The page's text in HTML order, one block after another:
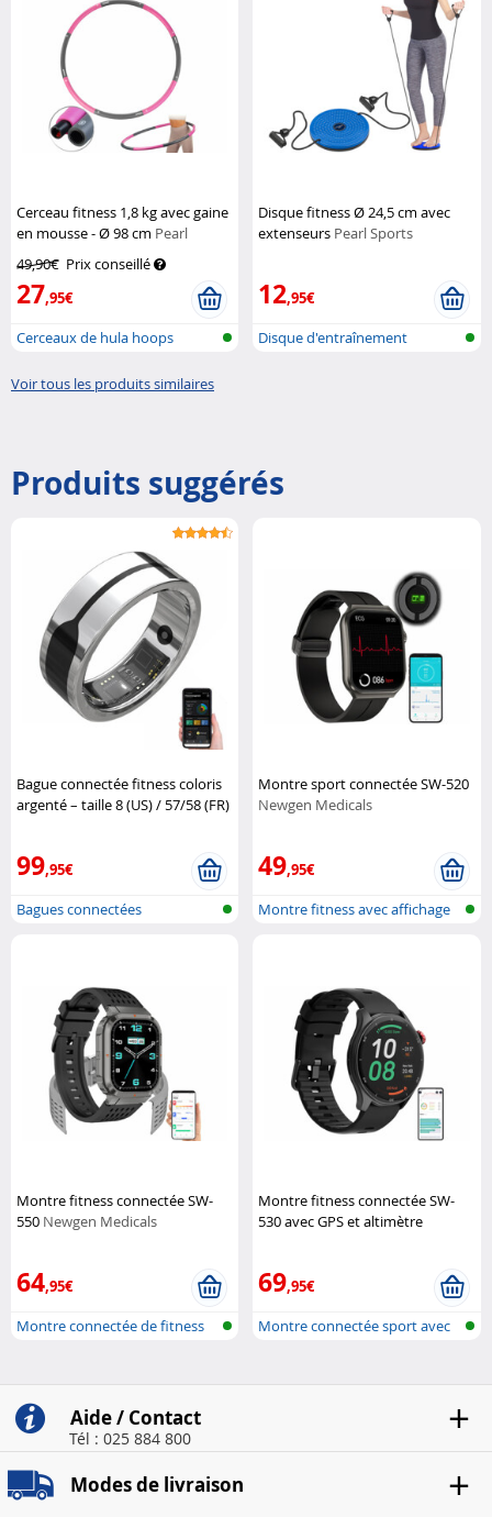
Cerceau fitness 1,8 kg avec gaine
en mousse - Ø 98 cm Pearl
49,90€ Prix conseillé
27,95€
Cerceaux de hula hoops
Disque fitness Ø 24,5 cm avec
extenseurs Pearl Sports
12,95€
Disque d'entraînement
Voir tous les produits similaires
Produits suggérés
Bague connectée fitness coloris
argenté – taille 8 (US) / 57/58 (FR)
99,95€
Bagues connectées
Montre sport connectée SW-520
Newgen Medicals
49,95€
Montre fitness avec affichage
Montre fitness connectée SW-
550 Newgen Medicals
64,95€
Montre connectée de fitness
Montre fitness connectée SW-
530 avec GPS et altimètre
69,95€
Montre connectée sport avec
Aide / Contact
Tél : 025 884 800
Modes de livraison